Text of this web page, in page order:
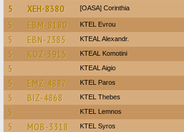
5 XEH-8380 [OASA] Corinthia
5 EBM-8180 KTEL Evrou
5 EBN-2385 KTEAL Alexandr.
5 KOZ-3915 KTEAL Komotini
5 KTEAL Aigio
5 EMZ-4887 KTEL Paros
5 BIZ-4868 KTEL Thebes
5 KTEL Lemnos
5 MOB-3318 KTEL Syros